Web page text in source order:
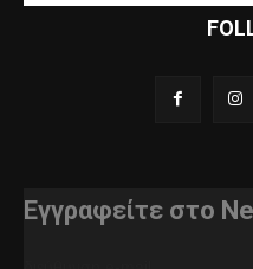
Εγγραφείτε στο